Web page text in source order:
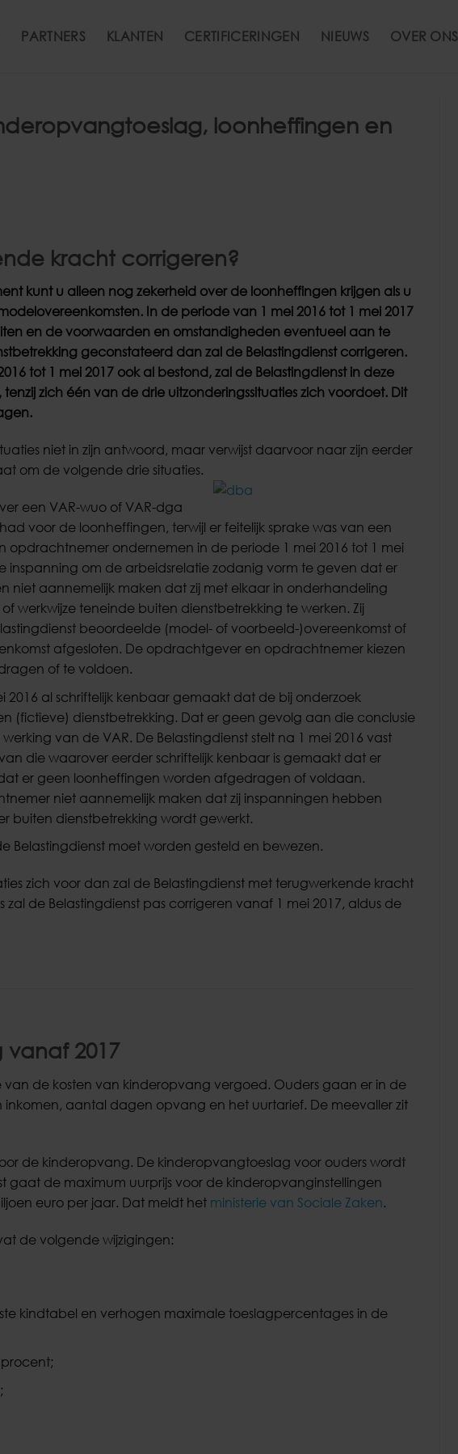
PARTNERS KLANTEN CERTIFICERINGEN NIEUWS OVER ONS
loonheffingen en
kracht corrigeren?
kunt u alleen nog zekerheid over de loonheffingen krijgen als u
In de periode van 1 mei 2016 tot 1 mei 2017
en de voorwaarden en omstandigheden eventueel aan te
geconstateerd dan zal de Belastingdienst corrigeren.
tot 1 mei 2017 ook al bestond, zal de Belastingdienst in deze
zich één van de drie uitzonderingssituaties zich voordoet. Dit
niet in zijn antwoord, maar verwijst daarvoor naar zijn eerder
om de volgende drie situaties.
een VAR-wuo of VAR-dga
voor de loonheffingen, terwijl er feitelijk sprake was van een
ondernemen in de periode 1 mei 2016 tot 1 mei
inspanning om de arbeidsrelatie zodanig vorm te geven dat er
niet aannemelijk maken dat zij met elkaar in onderhandeling
werkwijze teneinde buiten dienstbetrekking te werken. Zij
beoordeelde (model- of voorbeeld-)overeenkomst of
afgesloten. De opdrachtgever en opdrachtnemer kiezen
of te voldoen.
2016 al schriftelijk kenbaar gemaakt dat de bij onderzoek
(fictieve) dienstbetrekking. Dat er geen gevolg aan die conclusie
van de VAR. De Belastingdienst stelt na 1 mei 2016 vast
die waarover eerder schriftelijk kenbaar is gemaakt dat er
er geen loonheffingen worden afgedragen of voldaan.
niet aannemelijk maken dat zij inspanningen hebben
buiten dienstbetrekking wordt gewerkt.
Belastingdienst moet worden gesteld en bewezen.
zich voor dan zal de Belastingdienst met terugwerkende kracht
de Belastingdienst pas corrigeren vanaf 1 mei 2017, aldus de
2017
de kosten van kinderopvang vergoed. Ouders gaan er in de
aantal dagen opvang en het uurtarief. De meevaller zit
de kinderopvang. De kinderopvangtoeslag voor ouders wordt
gaat de maximum uurprijs voor de kinderopvanginstellingen
euro per jaar. Dat meldt het ministerie van Sociale Zaken.
de volgende wijzigingen:
kindtabel en verhogen maximale toeslagpercentages in de